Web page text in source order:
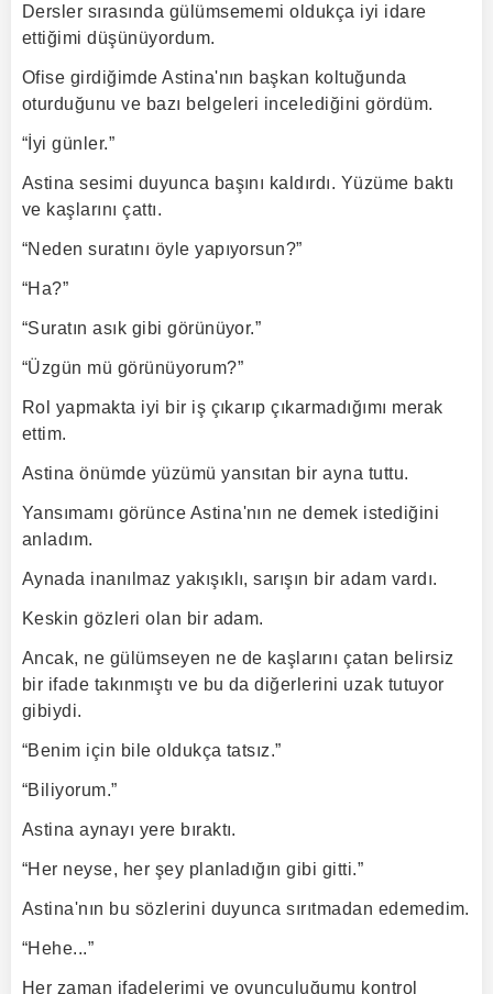
Dersler sırasında gülümsememi oldukça iyi idare
ettiğimi düşünüyordum.
Ofise girdiğimde Astina'nın başkan koltuğunda
oturduğunu ve bazı belgeleri incelediğini gördüm.
“İyi günler.”
Astina sesimi duyunca başını kaldırdı. Yüzüme baktı
ve kaşlarını çattı.
“Neden suratını öyle yapıyorsun?”
“Ha?”
“Suratın asık gibi görünüyor.”
“Üzgün mü görünüyorum?”
Rol yapmakta iyi bir iş çıkarıp çıkarmadığımı merak
ettim.
Astina önümde yüzümü yansıtan bir ayna tuttu.
Yansımamı görünce Astina'nın ne demek istediğini
anladım.
Aynada inanılmaz yakışıklı, sarışın bir adam vardı.
Keskin gözleri olan bir adam.
Ancak, ne gülümseyen ne de kaşlarını çatan belirsiz
bir ifade takınmıştı ve bu da diğerlerini uzak tutuyor
gibiydi.
“Benim için bile oldukça tatsız.”
“Biliyorum.”
Astina aynayı yere bıraktı.
“Her neyse, her şey planladığın gibi gitti.”
Astina'nın bu sözlerini duyunca sırıtmadan edemedim.
“Hehe...”
Her zaman ifadelerimi ve oyunculuğumu kontrol